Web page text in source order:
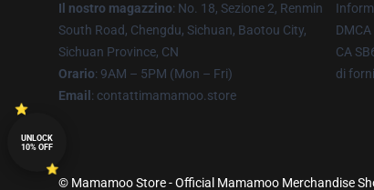
Il nostro magazzino: No. 18, Sezione 2, Renmin
South Road, Chengdu, Sichuan, Baotou City,
Sichuan Province, CN
Orario: 9AM – 5PM (Mon – Fri)
Email : contattimamamoo.store
CA
di
© Mamamoo Store - Official Mamamoo Merchandise
UNLOCK
10% OFF